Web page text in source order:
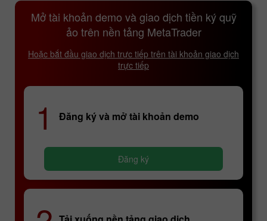
Mở tài khoản demo và giao dịch tiền ký quỹ
ảo trên nền tảng MetaTrader
Hoặc bắt đầu giao dịch trực tiếp trên tài khoản giao dịch
trực tiếp
1 Đăng ký và mở tài khoản demo
Đăng ký